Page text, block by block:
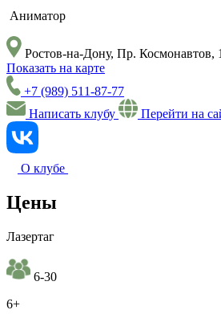
Аниматор
Ростов-на-Дону, Пр. Космонавтов,
Показать на карте
+7 (989) 511-87-77
Написать клубу
Перейти на
О клубе
Цены
Лазертаг
6-30
6+